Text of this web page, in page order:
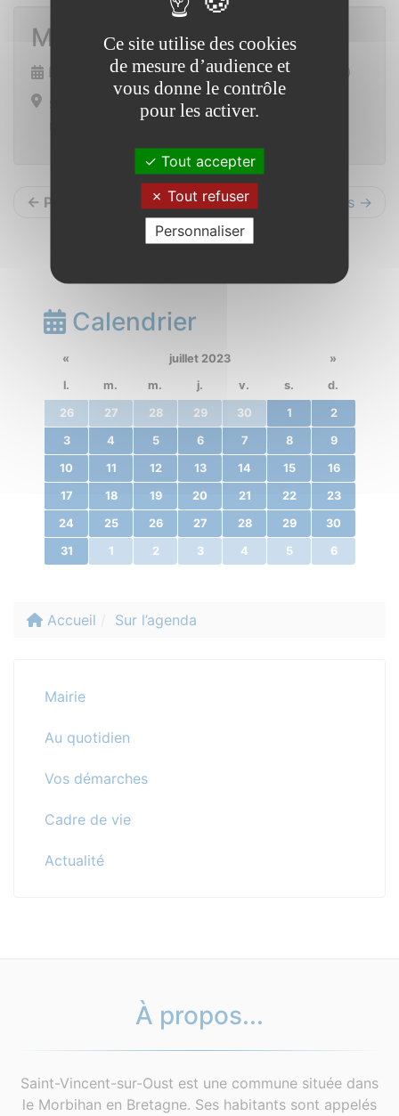
Match de foot
Dimanche 8 octobre 2023 de 13h30 à 15h30
Stade municipal
← Précédents Suivants →
Calendrier
« juillet 2023
»
l.
m. m. j. v. s. d.
26 27 28 29 30 1 2
3 4 5 6 7 8 9
10 11 12 13 14 15 16
17 18 19 20 21 22 23
24 25 26 27 28 29 30
31 1 2 3 4 5 6
Accueil Sur l’agenda
Mairie
Au quotidien
Vos démarches
Cadre de vie
Actualité
À propos...
Saint-Vincent-sur-Oust est une commune située dans
le Morbihan en Bretagne. Ses habitants sont appelés
Ce site utilise des cookies
de mesure d’audience et
vous donne le contrôle
pour les activer.
Tout accepter
Tout refuser
Personnaliser